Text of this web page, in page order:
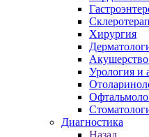
Хирургия
Урология и
Диагностика
Назад